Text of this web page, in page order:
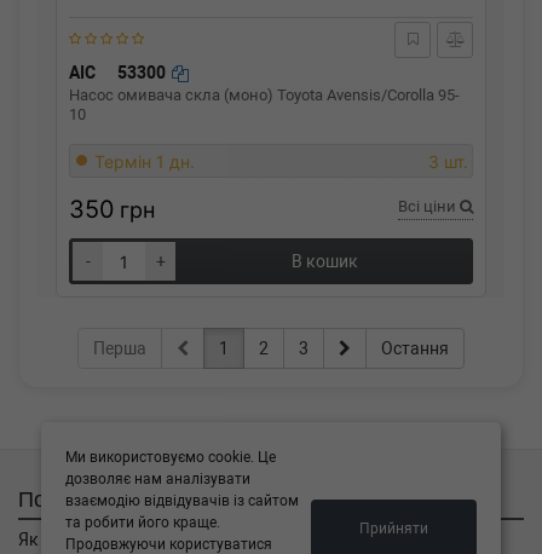
AIC 53300
Насос омивача скла (моно) Toyota Avensis/Corolla 95-
10
Термін 1 дн. 3 шт.
350 грн Всі ціни
- + В кошик
Перша 1 2 3 Остання
Покупцям
Як замовити
Ми використовуємо cookie. Це
дозволяє нам аналізувати
взаємодію відвідувачів із сайтом
та робити його краще.
Продовжуючи користуватися
Прийняти